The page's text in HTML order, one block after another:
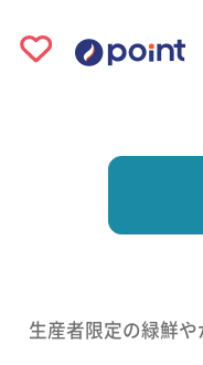
生産者限定の緑鮮や